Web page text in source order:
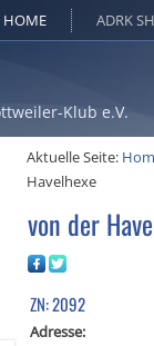
HOME ADRK
Klub e.V.
Aktuelle Seite:
Havelhexe
von der
ZN: 2092
Adresse: